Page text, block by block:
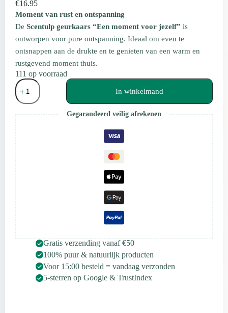
€16.95
Moment van rust en ontspanning
De Scentulp geurkaars “Een moment voor jezelf” is
ontworpen voor pure ontspanning. Ideaal om even te
ontsnappen aan de drukte en te genieten van een warm en
rustgevend moment thuis.
111 op voorraad
Scentulp
Cadeau
Geurkaars
moment
voor
jezelf”
Sinaasappel,
Kokos
&
Vanille
aantal
In winkelmand
Gegarandeerd veilig afrekenen
Gratis verzending vanaf €50
100% puur & natuurlijk producten
Voor 15:00 besteld = vandaag verzonden
5-sterren op Google & TrustIndex